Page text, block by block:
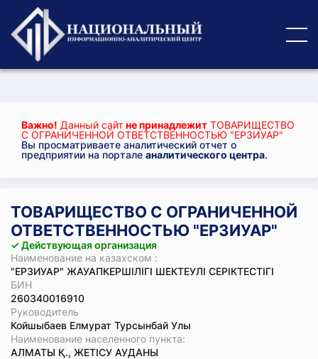
Важно! Данный сайт не принадлежит ТОВАРИЩЕСТВО
С ОГРАНИЧЕННОЙ ОТВЕТСТВЕННОСТЬЮ "ЕРЗИУАР"
Вы просматриваете аналитический отчет о
предприятии на портале аналитического центра.
ТОВАРИЩЕСТВО С ОГРАНИЧЕННОЙ
ОТВЕТСТВЕННОСТЬЮ "ЕРЗИУАР"
✓ Действующая организация
Наименование на казахском :
"ЕРЗИУАР" ЖАУАПКЕРШІЛІГІ ШЕКТЕУЛІ СЕРІКТЕСТІГІ
БИН
260340016910
Руководитель
Койшыбаев Елмурат Турсынбай Улы
Наименование населенного пункта:
АЛМАТЫ Қ., ЖЕТІСУ АУДАНЫ